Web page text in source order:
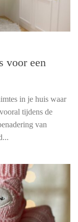
voor een
in je huis waar
tijdens de
van